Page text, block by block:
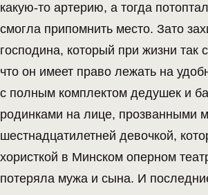
какую-то артерию, а тогда
смогла припомнить место. Зато
господина, который при жизни так
что он имеет право лежать на
с полным комплектом дедушек и
родинками на лице, прозванными
шестнадцатилетней девочкой,
хористкой в Минском оперном
потеряла мужа и сына. И